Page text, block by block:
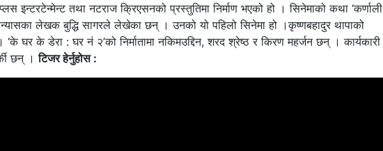
इन्टरटेन्मेन्ट तथा नटराज क्रिएसनको प्रस्तुतिमा निर्माण भएको हो । सिनेमाको कथा ‘कर्णाली
लेखक बुद्धि सागरले लेखेका छन् । उनको यो पहिलो सिनेमा हो ।कृष्णबहादुर थापाको
घर के डेरा : घर नं २’को निर्मातामा नकिमउद्दिन, शरद श्रेष्ठ र किरण महर्जन छन् । कार्यकारी
छन् ।टिजर हेर्नुहोस :